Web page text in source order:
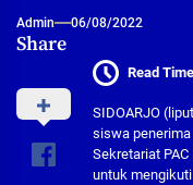
Admin 06/08/2022
Share
Read
SIDOARJO
siswa penerima
Sekretariat PAC
untuk